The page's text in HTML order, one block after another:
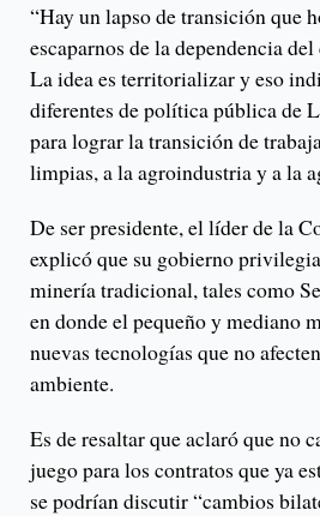
“Hay un lapso de transición que
escaparnos de la dependencia
La idea es territorializar y eso
diferentes de política pública de
para lograr la transición de
limpias, a la agroindustria y a la
De ser presidente, el líder de la
explicó que su gobierno
minería tradicional, tales como
en donde el pequeño y mediano
nuevas tecnologías que no
ambiente.
Es de resaltar que aclaró que no
juego para los contratos que ya
se podrían discutir “cambios